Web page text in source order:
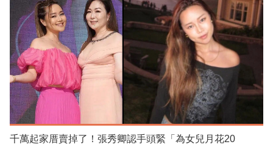
千萬起家厝賣掉了！張秀卿認手頭緊「為女兒月花20